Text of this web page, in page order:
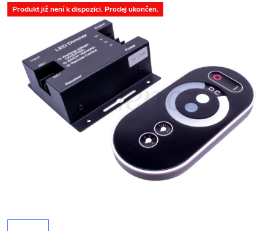
Produkt již není k dispozici. Prodej ukončen.